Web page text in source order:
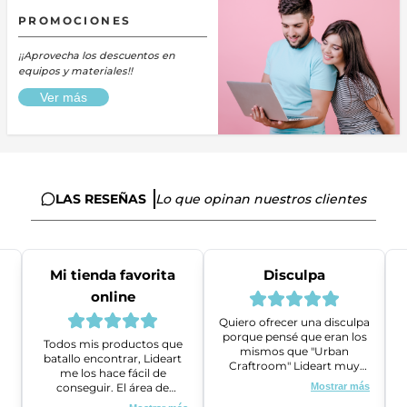
PROMOCIONES
¡¡Aprovecha los descuentos en
equipos y materiales!!
Ver más
LAS RESEÑAS Lo que opinan nuestros clientes
Mi tienda favorita
online
Todos mis productos que
batallo encontrar, Lideart
me los hace fácil de
conseguir. El área de
ventas es super amable y
Disculpa
Quiero ofrecer una disculpa
porque pensé que eran los
mismos que "Urban
Craftroom" Lideart muy
amables me ayudaron a
gestionar un problema que
Mostrar más